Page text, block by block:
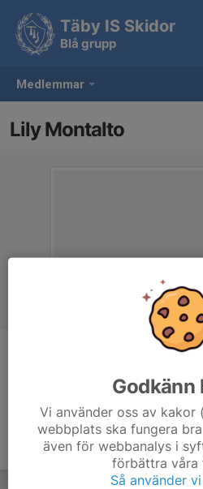
Medlemmar
Täby IS Skidor
Blå grupp
Lily Montalto
Godkänn
Vi använder oss av
webbplats ska fungera
även för webbanalys i
förbättra våra
Så använder